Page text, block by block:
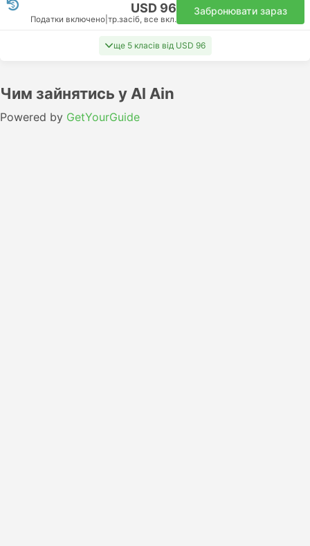
USD 96
Податки включено тр.засіб, все вкл.
Забронювати зараз
ще 5 класів від USD 96
Чим зайнятись у Al Ain
Powered by GetYourGuide